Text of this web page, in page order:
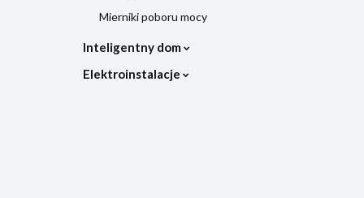
Mierniki poboru mocy
Inteligentny dom
Elektroinstalacje